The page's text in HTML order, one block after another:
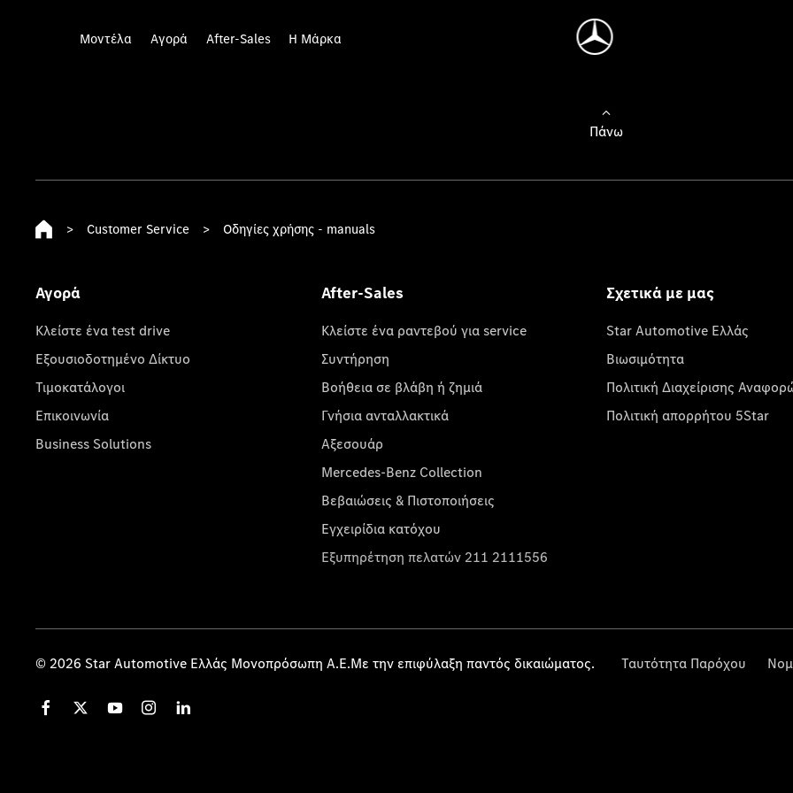
Μοντέλα Αγορά After-Sales Η Μάρκα
Πάνω
> Customer Service > Οδηγίες χρήσης - manuals
Αγορά
Κλείστε ένα test drive
Εξουσιοδοτημένο Δίκτυο
Τιμοκατάλογοι
Επικοινωνία
Business Solutions
After-Sales
Κλείστε ένα ραντεβού για service
Συντήρηση
Βοήθεια σε βλάβη ή ζημιά
Γνήσια ανταλλακτικά
Αξεσουάρ
Mercedes-Benz Collection
Βεβαιώσεις & Πιστοποιήσεις
Εγχειρίδια κατόχου
Εξυπηρέτηση πελατών 211 2111556
Σχετικά με μας
Star Automotive Ελλάς
Βιωσιμότητα
Πολιτική Διαχείρισης
Πολιτική απορρήτου 5Star
© 2026 Star Automotive Ελλάς Μονοπρόσωπη Α.Ε.Με την επιφύλαξη παντός δικαιώματος. Ταυτότητα Παρόχου